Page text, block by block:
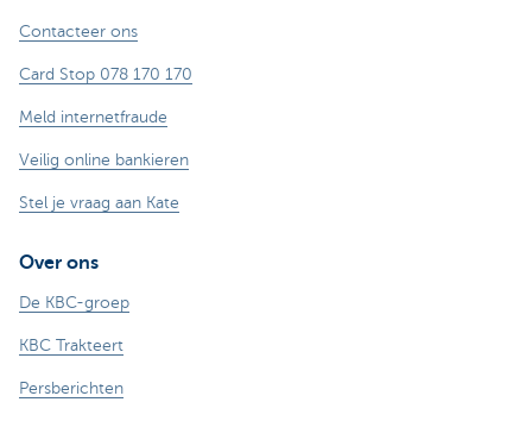
Contacteer ons
Card Stop 078 170 170
Meld internetfraude
Veilig online bankieren
Stel je vraag aan Kate
Over ons
De KBC-groep
KBC Trakteert
Persberichten